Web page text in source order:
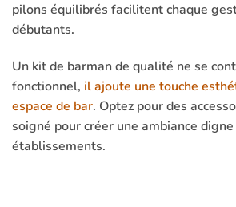
pilons équilibrés facilitent chaque
débutants.
Un kit de barman de qualité ne se
fonctionnel, il ajoute une touche
espace de bar. Optez pour des
soigné pour créer une ambiance
établissements.